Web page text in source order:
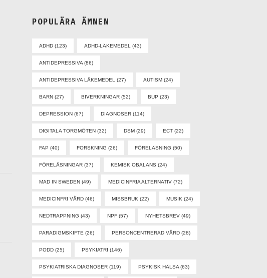
POPULÄRA ÄMNEN
ADHD (123) ADHD-LÄKEMEDEL (43)
ANTIDEPRESSIVA (86)
ANTIDEPRESSIVA LÄKEMEDEL (27) AUTISM (24)
BARN (27) BIVERKNINGAR (52) BUP (23)
DEPRESSION (67) DIAGNOSER (114)
DIGITALA TORGMÖTEN (32) DSM (29) ECT (22)
FAP (40) FORSKNING (26) FÖRELÄSNING (50)
FÖRELÄSNINGAR (37) KEMISK OBALANS (24)
MAD IN SWEDEN (49) MEDICINFRIA ALTERNATIV (72)
MEDICINFRI VÅRD (46) MISSBRUK (22) MUSIK (24)
NEDTRAPPNING (43) NPF (57) NYHETSBREV (49)
PARADIGMSKIFTE (26) PERSONCENTRERAD VÅRD (28)
PODD (25) PSYKIATRI (146)
PSYKIATRISKA DIAGNOSER (119) PSYKISK HÄLSA (63)